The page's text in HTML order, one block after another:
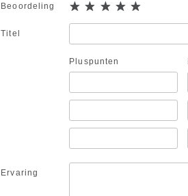
Beoordeling
Titel
Pluspunten
Ervaring